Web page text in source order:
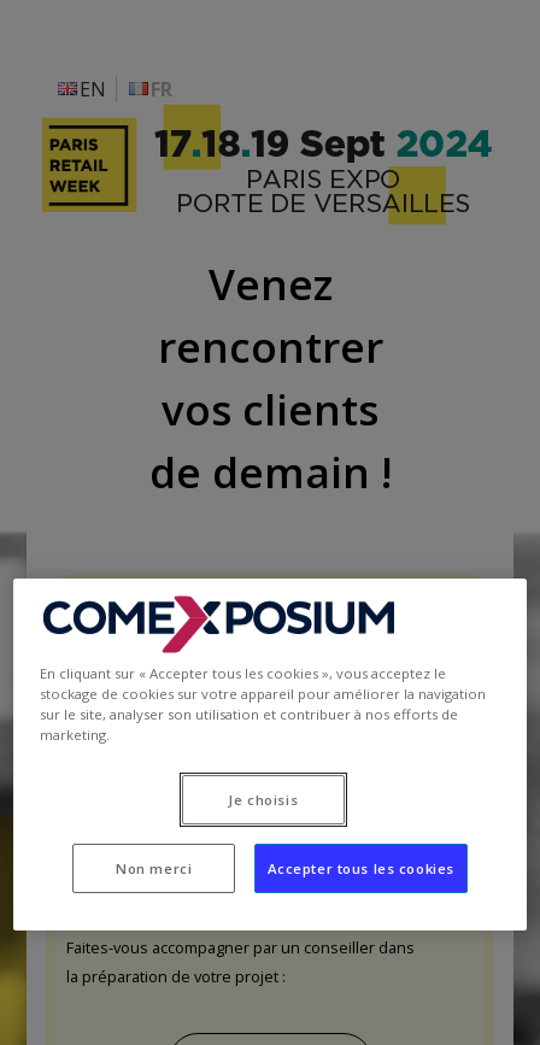
EN FR
Venez
rencontrer
vos clients
de demain !
|Devenir exposant
Estimez votre projet en 3 grandes étapes
:
Faire une simulation / Réserver
son stand
Faites-vous accompagner par un conseiller dans
la préparation de votre projet :
En cliquant sur « Accepter tous les cookies », vous acceptez le
stockage de cookies sur votre appareil pour améliorer la navigation
sur le site, analyser son utilisation et contribuer à nos efforts de
marketing.
Je choisis
Non merci Accepter tous les cookies